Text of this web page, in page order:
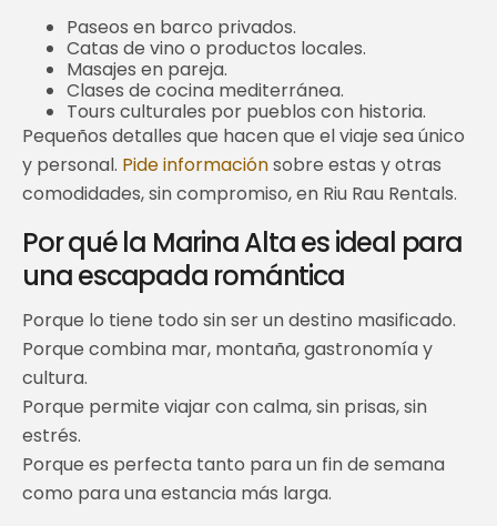
Paseos en barco privados.
Catas de vino o productos locales.
Masajes en pareja.
Clases de cocina mediterránea.
Tours culturales por pueblos con historia.
Pequeños detalles que hacen que el viaje sea único
y personal. Pide informaciónsobre estas y otras
comodidades, sin compromiso, en Riu Rau Rentals.
Por qué la Marina Alta es ideal para
una escapada romántica
Porque lo tiene todo sin ser un destino masificado.
Porque combina mar, montaña, gastronomía y
cultura.
Porque permite viajar con calma, sin prisas, sin
estrés.
Porque es perfecta tanto para un fin de semana
como para una estancia más larga.